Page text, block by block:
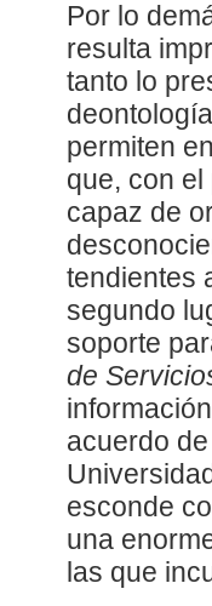
Por lo
resulta
tanto lo
permiten
que, con
capaz de
tendientes
segundo
soporte
de
acuerdo
esconde
una
las que